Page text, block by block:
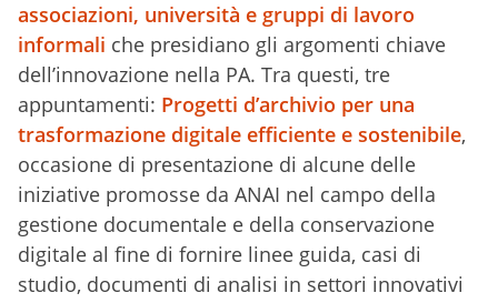
associazioni, università e gruppi di lavoro
informali che presidiano gli argomenti chiave
dell’innovazione nella PA. Tra questi, tre
appuntamenti: Progetti d’archivio per una
trasformazione digitale efficiente e sostenibile,
occasione di presentazione di alcune delle
iniziative promosse da ANAI nel campo della
gestione documentale e della conservazione
digitale al fine di fornire linee guida, casi di
studio, documenti di analisi in settori innovativi